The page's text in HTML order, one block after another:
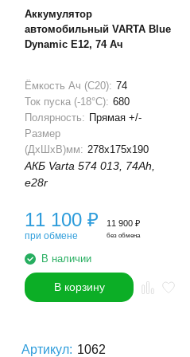
Аккумулятор
автомобильный VARTA Blue
Dynamic E12, 74 Ач
Ёмкость Ач (С20): 74
Ток пуска (-18°С): 680
Полярность: Прямая +/-
Размер
(ДхШхВ)мм: 278x175x190
АКБ Varta 574 013, 74Ah,
e28r
11 100 ₽
при обмене
11 900 ₽
без обмена
В наличии
В корзину
Артикул: 1062